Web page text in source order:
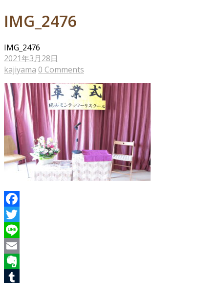
IMG_2476
IMG_2476
2021年3月28日
kajiyama 0 Comments
Facebook
Twitter
Line
Email
Evernote